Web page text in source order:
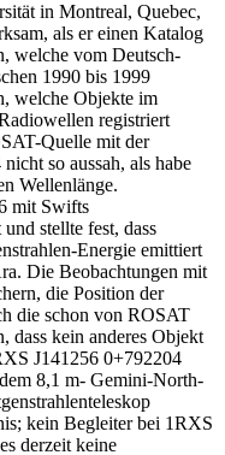
in Montreal, Quebec,
als er einen Katalog
welche vom Deutsch-
1990 bis 1999
welche Objekte im
registriert
Quelle mit der
so aussah, als habe
Wellenlänge.
mit Swifts
stellte fest, dass
Energie emittiert
Die Beobachtungen mit
die Position der
die schon von ROSAT
dass kein anderes Objekt
J141256 0+792204
8,1 m- Gemini-North-
kein Begleiter bei 1RXS
derzeit keine